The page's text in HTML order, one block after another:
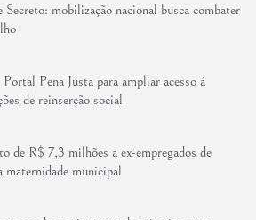
mobilização nacional busca combater
Pena Justa para ampliar acesso à
de reinserção social
de R$ 7,3 milhões a ex-empregados de
maternidade municipal